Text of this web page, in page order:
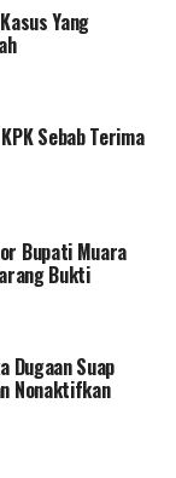
Yang
Sebab Terima
Bupati Muara
Bukti
Dugaan Suap
Nonaktifkan